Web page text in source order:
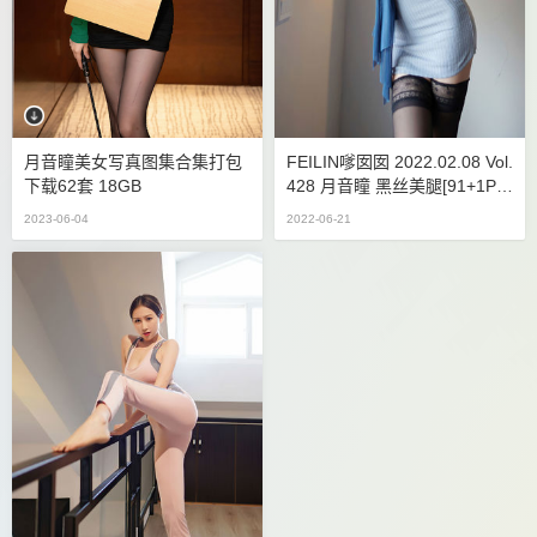
月音瞳美女写真图集合集打包
下载62套 18GB
2023-06-04
FEILIN嗲囡囡 2022.02.08 Vol.
428 月音瞳 黑丝美腿[91+1P 8
2022-06-21